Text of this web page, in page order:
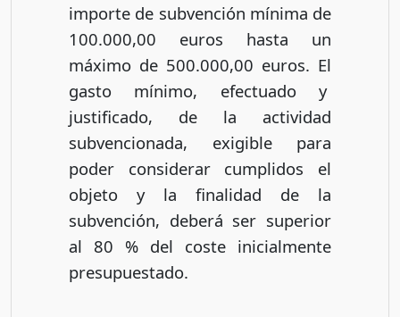
importe de subvención mínima de
100.000,00 euros hasta un
máximo de 500.000,00 euros. El
gasto mínimo, efectuado y
justificado, de la actividad
subvencionada, exigible para
poder considerar cumplidos el
objeto y la finalidad de la
subvención, deberá ser superior
al 80 % del coste inicialmente
presupuestado.